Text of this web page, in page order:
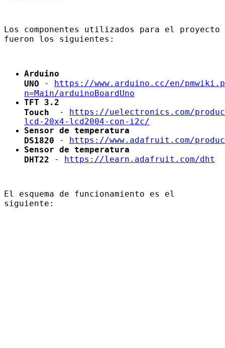
Los componentes utilizados para el proyecto
fueron los siguientes:
Arduino
UNO - https://www.arduino.cc/en/
n=Main/arduinoBoardUno
TFT 3.2
Touch - https://uelectronics.com/
lcd-20x4-lcd2004-con-i2c/
Sensor de temperatura
DS1820 - https://www.adafruit.com/
Sensor de temperatura
DHT22 - https://learn.adafruit.com/dht
El esquema de funcionamiento es el
siguiente: